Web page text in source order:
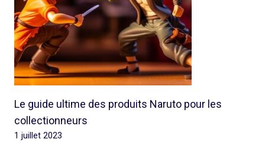
Le guide ultime des produits Naruto pour les
collectionneurs
1 juillet 2023